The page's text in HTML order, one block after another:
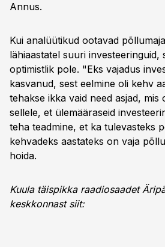
Annus.
Kui analüütikud ootavad
lähiaastatel suuri investeeringuid,
optimistlik pole. "Eks vajadus
kasvanud, sest eelmine oli kehv
tehakse ikka vaid need asjad, mis
sellele, et ülemääraseid
teha teadmine, et ka tulevasteks
kehvadeks aastateks on vaja
hoida.
Kuula täispikka raadiosaadet
keskkonnast siit: